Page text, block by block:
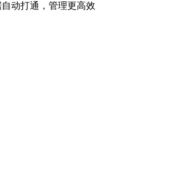
动打通，管理更高效